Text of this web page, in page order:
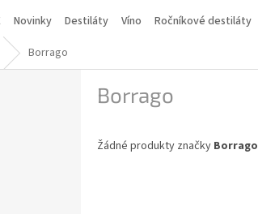
Novinky Destiláty Víno Ročníkové destiláty
Borrago
Borrago
Žádné produkty značky Borrago